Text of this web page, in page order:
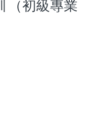
（初級專業